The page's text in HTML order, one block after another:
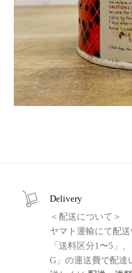
Delivery
＜配送について＞
ヤマト運輸にて配送
「送料区分1〜5」
G」の運送費で配達